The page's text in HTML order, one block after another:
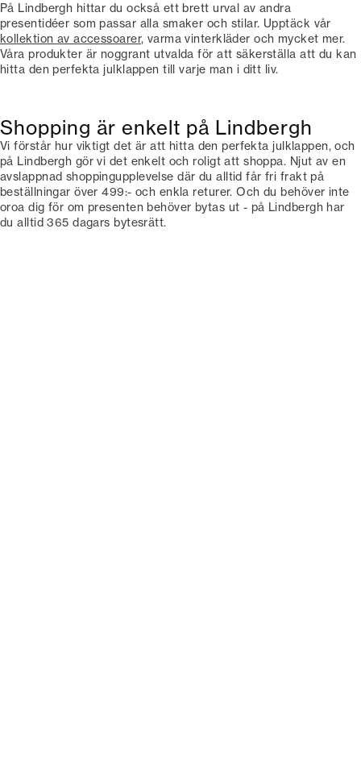
På Lindbergh hittar du också ett brett urval av andra
presentidéer som passar alla smaker och stilar. Upptäck vår
kollektion av accessoarer, varma vinterkläder och mycket mer.
Våra produkter är noggrant utvalda för att säkerställa att du kan
hitta den perfekta julklappen till varje man i ditt liv.
Shopping är enkelt på Lindbergh
Vi förstår hur viktigt det är att hitta den perfekta julklappen, och
på Lindbergh gör vi det enkelt och roligt att shoppa. Njut av en
avslappnad shoppingupplevelse där du alltid får fri frakt på
beställningar över 499:- och enkla returer. Och du behöver inte
oroa dig för om presenten behöver bytas ut - på Lindbergh har
du alltid 365 dagars bytesrätt.